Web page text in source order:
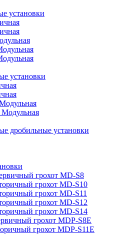
установки
установки
дробильные установки
грохот MD-S8
грохот MD-S10
грохот MD-S11
грохот MD-S12
грохот MD-S14
грохот MDP-S8E
грохот MDP-S11E